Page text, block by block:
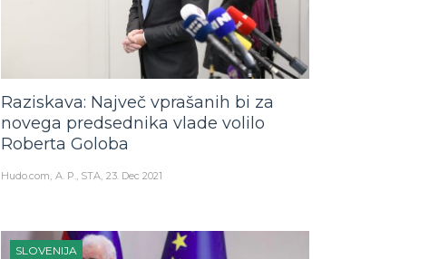
Raziskava: Največ vprašanih bi za
novega predsednika vlade volilo
Roberta Goloba
Hudo.com A. P., STA 23. Dec 2021
SLOVENIJA